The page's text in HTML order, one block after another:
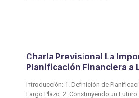
Charla Previsional La
Planificación Financiera a
Introducción: 1. Definición de
Largo Plazo: 2. Construyendo un